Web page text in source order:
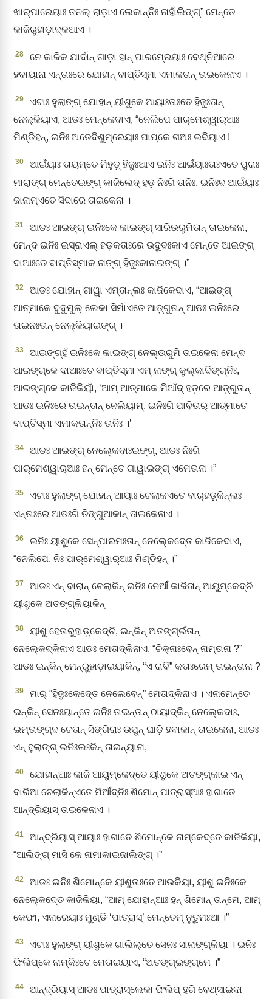
ଖାର୍‌ପାରେୟାଃ ତନଲ୍‌ ରାଡ଼ାଏ ଲେକାନ୍‌ନିଃ ନାହାଁଲିଙ୍ଗ୍‌” ମେନ୍ତେ
କାଜିରୁହାଡ଼ାଦ୍‍କଆଏ ।
28
ନେ କାଜିକ ଯାର୍ଦାନ୍‌ ଗାଡ଼ା ହାନ୍‍ ପାରମ୍‍ରେୟାଃ ବେଥ୍‌ନିଆରେ
ହବାୟାନା ଏନ୍ତାଃରେ ଯୋହାନ୍‌ ବାପ୍ତିସ୍ମା ଏମାକତାନ୍‍ ତାଇକେନାଏ ।
29
ଏଟାଃ ହୁଲାଙ୍ଗ୍‌ ଯୋହାନ୍‌ ୟୀଶୁକେ ଆୟାଃତାଃତେ ହିଜୁଃତାନ୍‍
ନେଲ୍‌କିୟାଏ, ଆଡଃ ମେନ୍‌କେଦାଏ, “ନେଲିପେ ପାର୍‌ମେଶ୍ୱାର୍‌ଆଃ
ମିଣ୍ଡିହନ୍‌, ଇନିଃ ଅତେଦିଶୁମ୍‌ରେୟାଃ ପାପ୍‌କେ ଗଅଃ ଇଦିୟାଏ !
30
ଆଇଁୟାଃ ତାୟମ୍‌ତେ ମିହୁଡ଼୍‌ ହିଜୁଃଆଏ ଇନିଃ ଆଇଁୟାଃତାଃଏତେ ପୁରାଃ
ମାରାଙ୍ଗ୍‌ ମେନ୍ତେଇଙ୍ଗ୍‌ କାଜିଲେଦ୍ ହଡ଼ ନିଃଗି ତାନିଃ, ଇନିଃଦ ଆଇଁୟାଃ
ଜାନାମ୍‌ଏତେ ସିଦାରେ ତାଇକେନା ।
31
ଆଡଃ ଆଇଙ୍ଗ୍‌ ଇନିଃକେ କାଇଙ୍ଗ୍‌ ସାରିଉରୁମିତାନ୍ ତାଇକେନା,
ମେନ୍‌ଦ ଇନିଃ ଇସ୍ରାଏଲ୍‌ ହଡ଼କତାଃରେ ଉଦୁବଃକାଏ ମେନ୍ତେ ଆଇଙ୍ଗ୍‌
ଦାଆଃତେ ବାପ୍ତିସ୍ମାକ ନାଙ୍ଗ୍‌ ହିଜୁଃକାନାଇଙ୍ଗ୍‌ ।”
32
ଆଡଃ ଯୋହାନ୍‌ ଗାୱା ଏମ୍‌ତାନ୍‌ଲଃ କାଜିକେଦାଏ, “ଆଇଙ୍ଗ୍‌
ଆତ୍ମାକେ ଦୁଦୁମୁଲ୍‌ ଲେକା ସିର୍ମାଏତେ ଆଡ଼୍‌ଗୁତାନ୍‍ ଆଡଃ ଇନିଃରେ
ତାଇନଃତାନ୍‌ ନେଲ୍‍କିୟାଇଙ୍ଗ୍‌ ।
33
ଆଇଙ୍ଗ୍‌ହଁ ଇନିଃକେ କାଇଙ୍ଗ୍‌ ନେଲ୍‌ଉରୁମି ତାଇକେନା ମେନ୍‌ଦ
ଆଇଙ୍ଗ୍‌କେ ଦାଆଃତେ ବାପ୍ତିସ୍ମା ଏମ୍‌ ନାଙ୍ଗ୍‌ କୁଲ୍‌କାଦିଙ୍ଗ୍‌ନିଃ,
ଆଇଙ୍ଗ୍‌କେ କାଜିକିୟାଁ, ‘ଆମ୍‌ ଆତ୍ମାକେ ମିଆଁଦ୍‌ ହଡ଼ରେ ଆଡ଼୍‌ଗୁତାନ୍
ଆଡଃ ଇନିଃରେ ତାଇନ୍‌ତାନ୍ ନେଲିୟାମ୍‌, ଇନିଃଗି ପାବିତାର୍‌ ଆତ୍ମାତେ
ବାପ୍ତିସ୍ମା ଏମାକତାନ୍‍ନିଃ ତାନିଃ ।’
34
ଆଡଃ ଆଇଙ୍ଗ୍‌ ନେଲ୍‍କେଦାଃଇଙ୍ଗ୍‌, ଆଡଃ ନିଃଗି
ପାର୍‌ମେଶ୍ୱାର୍‌ଆଃ ହନ୍‌ ମେନ୍ତେ ଗାୱାଇଙ୍ଗ୍‌ ଏମେତାନା ।”
35
ଏଟାଃ ହୁଲାଙ୍ଗ୍‌ ଯୋହାନ୍‌ ଆୟାଃ ଚେଲାକଏତେ ବାର୍‍ହଡ଼୍‌କିନ୍‌ଲଃ
ଏନ୍ତାଃରେ ଆଡଃଗି ତିଙ୍ଗୁଆକାନ୍‍ ତାଇକେନାଏ ।
36
ଇନିଃ ୟୀଶୁକେ ସେନ୍‍ପାରମଃତାନ୍ ନେଲ୍‍କେଦ୍‍ତେ କାଜିକେଦାଏ,
“ନେଲିପେ, ନିଃ ପାର୍‌ମେଶ୍ୱାର୍‌ଆଃ ମିଣ୍ଡିହନ୍‌ ।”
37
ଆଡଃ ଏନ୍‍ ବାରାନ୍‌ ଚେଲାକିନ୍‍ ଇନିଃ ନେଆଁଁ କାଜିତାନ୍‌ ଆୟୁମ୍‌କେଦ୍‌ଚି
ୟୀଶୁକେ ଅତଙ୍ଗ୍‌କିୟାକିନ୍‌
38
ୟୀଶୁ ହେତାରୁହାଡ଼୍‌କେଦ୍‍ଚି, ଇନ୍‌କିନ୍‌ ଅତଙ୍ଗ୍‌ଇଁତାନ୍‌
ନେଲ୍‍କେଦ୍‍କିନାଏ ଆଡଃ ମେତାଦ୍‌କିନାଏ, “ଚିକ୍‌ନାଃବେନ୍ ନାମ୍‌ତାନା ?”
ଆଡଃ ଇନ୍‌କିନ୍‌ ମେନ୍‌ରୁହାଡ଼ାଇୟାକିନ୍‌, “ଏ ରାବି” କତାଃରେମ୍‌ ତାଇନ୍‍ତାନା ?
39
ମାର୍‌ “ହିଜୁଃକେଦ୍‍ତେ ନେଲେବେନ୍‍” ମେତାଦ୍‍କିନାଏ । ଏନାମେନ୍ତେ
ଇନ୍‌କିନ୍‌ ସେନଃୟାନ୍ତେ ଇନିଃ ତାଇନ୍‍ତାନ୍‍ ଠାୟାଦ୍‍କିନ୍‍ ନେଲ୍‍କେଦାଃ,
ଇମ୍‍ତାଙ୍ଗ୍‌ଦ ଚେତାନ୍ ସିଙ୍ଗିରାଃ ଉପୁନ୍‌ ଘାଡ଼ି ହବାକାନ୍‍ ତାଇକେନା, ଆଡଃ
ଏନ୍‍ ହୁଲାଙ୍ଗ୍‌ ଇନିଃଲଃକିନ୍‌ ତାଇନ୍‍ୟାନା,
40
ଯୋହାନ୍‌ଆଃ କାଜି ଆୟୁମ୍‌କେଦ୍‌ତେ ୟୀଶୁକେ ଅତଙ୍ଗ୍‌କାଇ ଏନ୍‌
ବାରିଆ ଚେଲାକିନ୍ଏତେ ମିଆଁଦ୍‌ନିଃ ଶିମୋନ୍‌ ପାତ୍‌ରାସ୍‌ଆଃ ହାଗାତେ
ଆନ୍ଦ୍ରିୟାସ୍‌ ତାଇକେନାଏ ।
41
ଆନ୍ଦ୍ରିୟାସ୍‌ ଆୟାଃ ହାଗାତେ ଶିମୋନ୍‌କେ ନାମ୍‌କେଦ୍‌ତେ କାଜିକିୟା,
“ଆଲିଙ୍ଗ୍‌ ମାସି କେ ନାମାକାଇଜାଲିଙ୍ଗ୍‌ ।”
42
ଆଡଃ ଇନିଃ ଶିମୋନ୍‌କେ ୟୀଶୁତାଃତେ ଆଉକିୟା, ୟୀଶୁ ଇନିଃକେ
ନେଲ୍‍କେଦ୍‍ତେ କାଜିକିୟା, “ଆମ୍‌ ଯୋହାନ୍‌ଆଃ ହନ୍‌ ଶିମୋନ୍‌ ତାନ୍‌ମେ, ଆମ୍‌
କେଫା, ଏନାରେୟାଃ ମୁଣ୍ଡି ‘ପାତ୍‌ରାସ୍‌’ ମେନ୍ତେମ୍‌ ନୁତୁମଃଆ ।”
43
ଏଟାଃ ହୁଲାଙ୍ଗ୍‌ ୟୀଶୁକେ ଗାଲିଲ୍‌ତେ ସେନଃ ସାନାଙ୍ଗ୍‌କିୟା । ଇନିଃ
ଫିଲିପ୍‌କେ ନାମ୍‌କିଃତେ ମେତାଇୟାଏ, “ଅତଙ୍ଗ୍‌ଇଙ୍ଗ୍‌ମେ ।”
44
ଆନ୍ଦ୍ରିୟାସ୍‌ ଆଡଃ ପାତ୍‌ରାସ୍‌ଲେକା ଫିଲିପ୍‌ ହଗି ବେଥ୍‌ସାଇଦା